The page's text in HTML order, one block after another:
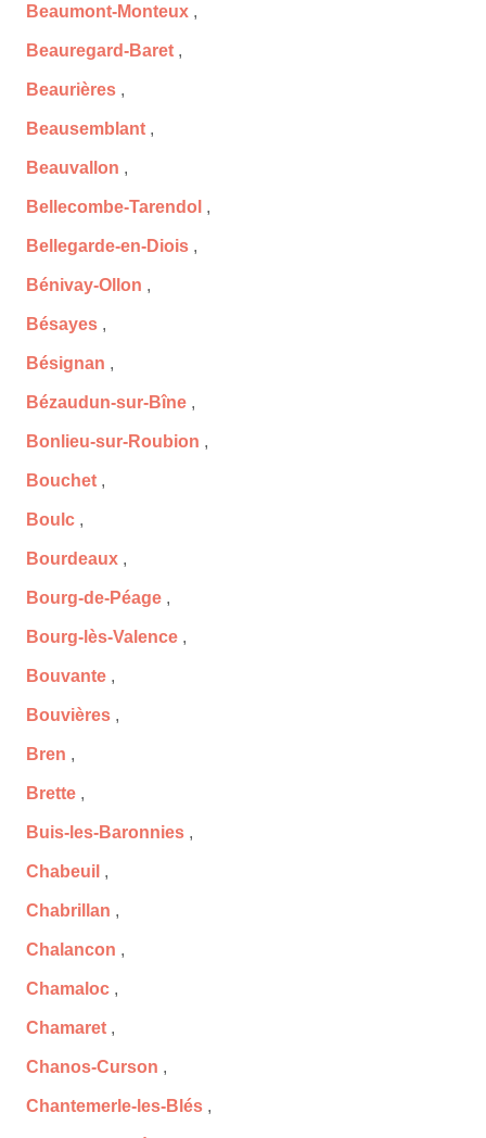
Beaumont-Monteux ,
Beauregard-Baret ,
Beaurières ,
Beausemblant ,
Beauvallon ,
Bellecombe-Tarendol ,
Bellegarde-en-Diois ,
Bénivay-Ollon ,
Bésayes ,
Bésignan ,
Bézaudun-sur-Bîne ,
Bonlieu-sur-Roubion ,
Bouchet ,
Boulc ,
Bourdeaux ,
Bourg-de-Péage ,
Bourg-lès-Valence ,
Bouvante ,
Bouvières ,
Bren ,
Brette ,
Buis-les-Baronnies ,
Chabeuil ,
Chabrillan ,
Chalancon ,
Chamaloc ,
Chamaret ,
Chanos-Curson ,
Chantemerle-les-Blés ,